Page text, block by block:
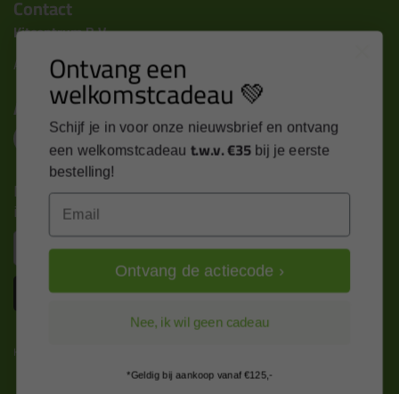
Contact
Kitcentrum B.V.
Alle contactgegevens >
Altijd op de hoogte blijven?
Nieuws, tips en exclusieve deals rechtstreeks in je
inbox
Inschrijven
Kitcentrum is trots op:
Ontvang een
welkomstcadeau 💚
Schijf je in voor onze nieuwsbrief en ontvang
een welkomstcadeau t.w.v. €35 bij je eerste
bestelling!
Ontvang de actiecode ›
Nee, ik wil geen cadeau
*Geldig bij aankoop vanaf €125,-